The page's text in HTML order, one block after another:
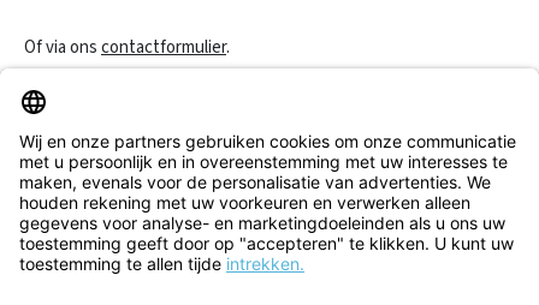
Of via onscontactformulier.
Klantenservice
Informatie